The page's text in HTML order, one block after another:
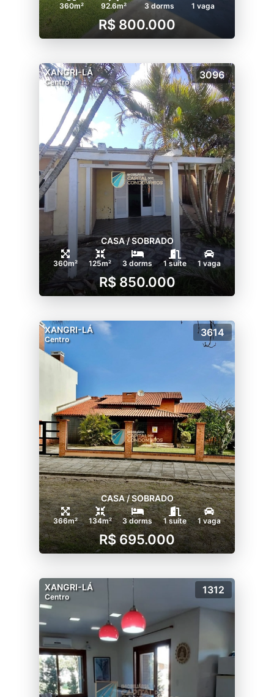
360m² 92.6m² 3 dorms 1 vaga
R$ 800.000
XANGRI-LÁ
Centro
3096
CASA / SOBRADO
360m² 125m² 3 dorms 1 suíte 1 vaga
R$ 850.000
XANGRI-LÁ
Centro
3614
CASA / SOBRADO
366m² 134m² 3 dorms 1 suíte 1 vaga
R$ 695.000
XANGRI-LÁ
Centro
1312